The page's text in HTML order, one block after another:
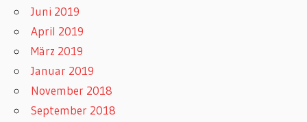
Juni 2019
April 2019
März 2019
Januar 2019
November 2018
September 2018